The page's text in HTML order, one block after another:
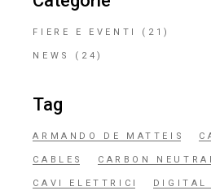
FIERE E EVENTI (21)
NEWS (24)
Tag
ARMANDO DE MATTEIS
CABLES CARBON
CAVI ELETTRICI DIGITAL